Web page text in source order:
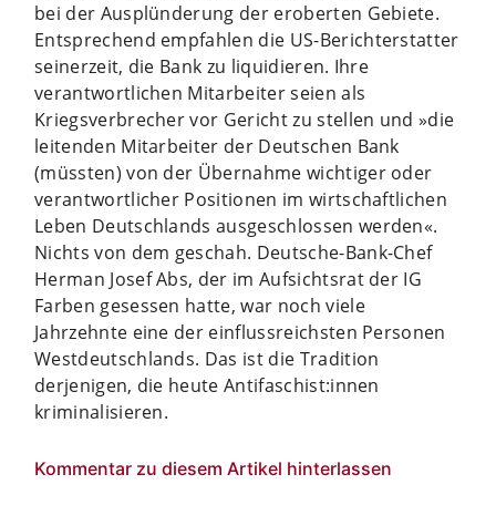
bei der Ausplünderung der eroberten Gebiete.
Entsprechend empfahlen die US-Berichterstatter
seinerzeit, die Bank zu liquidieren. Ihre
verantwortlichen Mitarbeiter seien als
Kriegsverbrecher vor Gericht zu stellen und »die
leitenden Mitarbeiter der Deutschen Bank
(müssten) von der Übernahme wichtiger oder
verantwortlicher Positionen im wirtschaftlichen
Leben Deutschlands ausgeschlossen werden«.
Nichts von dem geschah. Deutsche-Bank-Chef
Herman Josef Abs, der im Aufsichtsrat der IG
Farben gesessen hatte, war noch viele
Jahrzehnte eine der einflussreichsten Personen
Westdeutschlands. Das ist die Tradition
derjenigen, die heute Antifaschist:innen
kriminalisieren.
Kommentar zu diesem Artikel hinterlassen